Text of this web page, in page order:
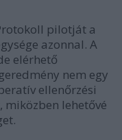
pilotját a
azonnal. A
elérhető
nem egy
ellenőrzési
miközben lehetővé